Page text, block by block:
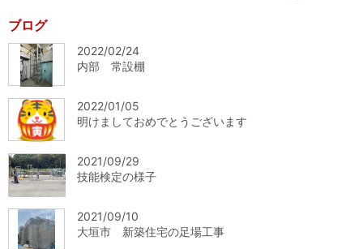
ブログ
2022/02/24
内部 常設棚
2022/01/05
明けましておめでとうございます
2021/09/29
技能検定の様子
2021/09/10
大垣市 新築住宅の足場工事